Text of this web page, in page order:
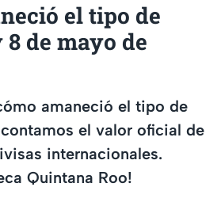
el tipo de
de mayo de
amaneció el tipo de
el valor oficial de
internacionales.
Quintana Roo!